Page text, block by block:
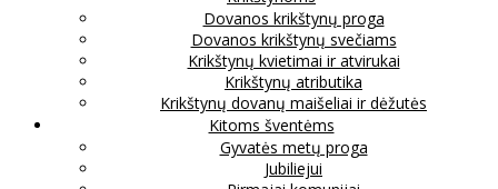
Dovanos krikštynų proga
Dovanos krikštynų svečiams
Krikštynų kvietimai ir atvirukai
Krikštynų atributika
Krikštynų dovanų maišeliai ir dėžutės
Kitoms šventėms
Gyvatės metų proga
Jubiliejui